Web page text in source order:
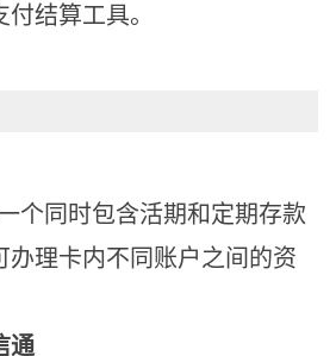
付结算工具。
个同时包含活期和定期存款
办理卡内不同账户之间的资
通